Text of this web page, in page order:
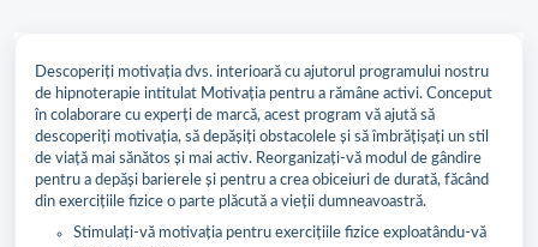
Descoperiți motivația dvs. interioară cu ajutorul programului nostru
de hipnoterapie intitulat Motivația pentru a rămâne activi. Conceput
în colaborare cu experți de marcă, acest program vă ajută să
descoperiți motivația, să depășiți obstacolele și să îmbrățișați un stil
de viață mai sănătos și mai activ. Reorganizați-vă modul de gândire
pentru a depăși barierele și pentru a crea obiceiuri de durată, făcând
din exercițiile fizice o parte plăcută a vieții dumneavoastră.
Stimulați-vă motivația pentru exercițiile fizice exploatându-vă